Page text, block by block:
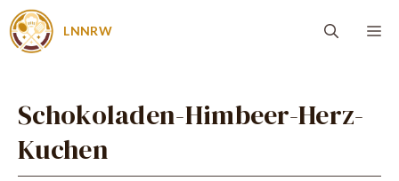
Zum
Inhalt
LNNRW
Schokoladen-Himbeer-Herz-
Kuchen